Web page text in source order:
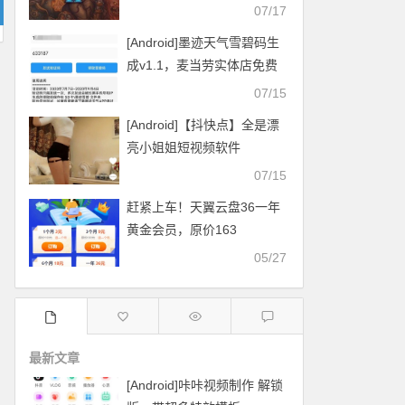
07/17
[Android]墨迹天气雪碧码生
成v1.1，麦当劳实体店免费
07/15
[Android]【抖快点】全是漂
亮小姐姐短视频软件
07/15
赶紧上车！天翼云盘36一年
黄金会员，原价163
05/27
最新文章
[Android]咔咔视频制作 解锁